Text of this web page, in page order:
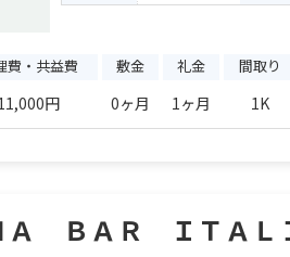
費・共益費 敷金 礼金 間取り
円 0ヶ月 1ヶ月 1K
Ａ ＢＡＲ ＩＴＡＬ